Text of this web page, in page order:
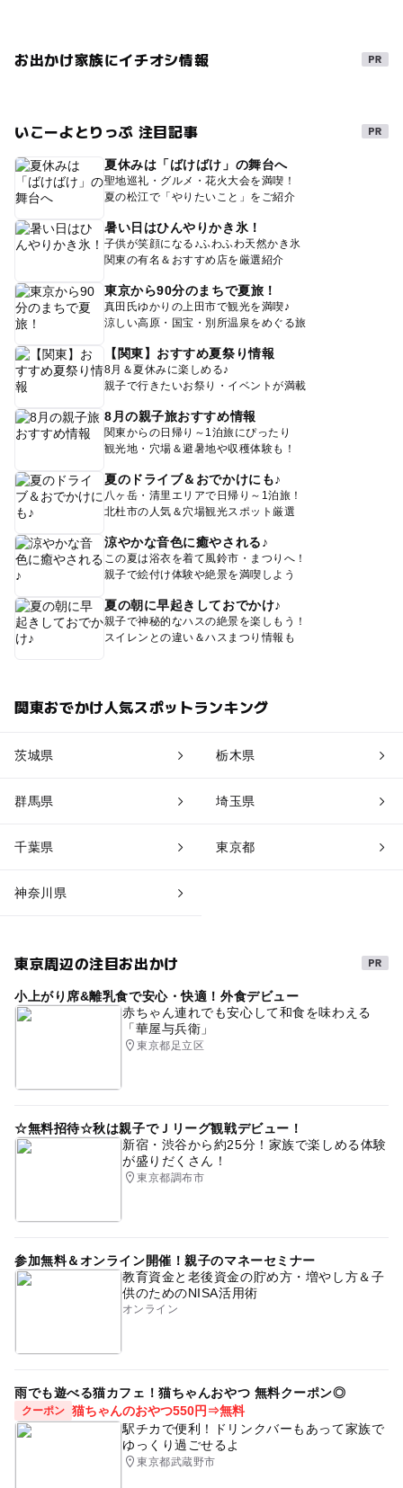
お出かけ家族にイチオシ情報
いこーよとりっぷ 注目記事
夏休みは「ばけばけ」の舞台へ
聖地巡礼・グルメ・花火大会を満喫！
夏の松江で「やりたいこと」をご紹介
暑い日はひんやりかき氷！
子供が笑顔になる♪ふわふわ天然かき氷
関東の有名＆おすすめ店を厳選紹介
東京から90分のまちで夏旅！
真田氏ゆかりの上田市で観光を満喫♪
涼しい高原・国宝・別所温泉をめぐる旅
【関東】おすすめ夏祭り情報
8月＆夏休みに楽しめる♪
親子で行きたいお祭り・イベントが満載
8月の親子旅おすすめ情報
関東からの日帰り～1泊旅にぴったり
観光地・穴場＆避暑地や収穫体験も！
夏のドライブ＆おでかけにも♪
八ヶ岳・清里エリアで日帰り～1泊旅！
北杜市の人気＆穴場観光スポット厳選
涼やかな音色に癒やされる♪
この夏は浴衣を着て風鈴市・まつりへ！
親子で絵付け体験や絶景を満喫しよう
夏の朝に早起きしておでかけ♪
親子で神秘的なハスの絶景を楽しもう！
スイレンとの違い＆ハスまつり情報も
関東おでかけ人気スポットランキング
茨城県 栃木県
群馬県 埼玉県
千葉県 東京都
神奈川県
東京周辺の注目お出かけ
小上がり席&離乳食で安心・快適！外食デビュー
赤ちゃん連れでも安心して和食を味わえる
「華屋与兵衛」
東京都足立区
☆無料招待☆秋は親子でＪリーグ観戦デビュー！
新宿・渋谷から約25分！家族で楽しめる体験
が盛りだくさん！
東京都調布市
参加無料＆オンライン開催！親子のマネーセミナー
教育資金と老後資金の貯め方・増やし方＆子
供のためのNISA活用術
オンライン
雨でも遊べる猫カフェ！猫ちゃんおやつ 無料クーポン◎
クーポン 猫ちゃんのおやつ550円⇒無料
駅チカで便利！ドリンクバーもあって家族で
ゆっくり過ごせるよ
東京都武蔵野市